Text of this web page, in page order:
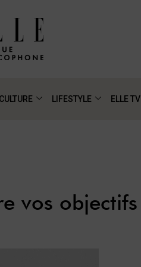
CULTURE LIFESTYLE ELLE TV
vos objectifs